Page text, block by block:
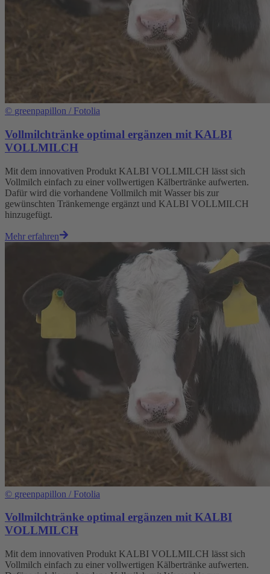
© greenpapillon / Fotolia
Vollmilchtränke optimal ergänzen mit KALBI
VOLLMILCH
Mit dem innovativen Produkt KALBI VOLLMILCH lässt sich
Vollmilch einfach zu einer vollwertigen Kälbertränke aufwerten.
Dafür wird die vorhandene Vollmilch mit Wasser bis zur
gewünschten Tränkemenge ergänzt und KALBI VOLLMILCH
hinzugefügt.
Mehr erfahren
© greenpapillon / Fotolia
Vollmilchtränke optimal ergänzen mit KALBI
VOLLMILCH
Mit dem innovativen Produkt KALBI VOLLMILCH lässt sich
Vollmilch einfach zu einer vollwertigen Kälbertränke aufwerten.